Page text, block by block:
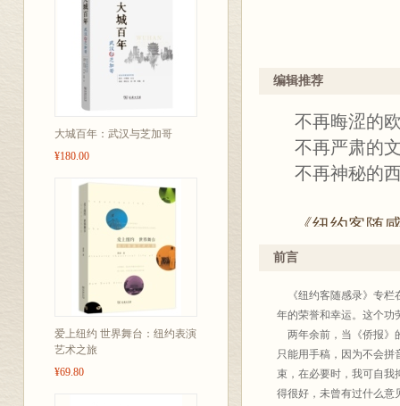
大城百年：武汉与芝加哥
¥180.00
爱上纽约 世界舞台：纽约表演
艺术之旅
¥69.80
编辑推荐
不再晦涩的
不再严肃的
不再神秘的
《纽约客随
艺术中心“终身
本书收录董
人物如V.S.奈
对CIA的笨拙
山、故交巴金
前言
《纽约客随感录》专栏
年的荣誉和幸运。这个功
两年余前，当《侨报》
只能用手稿，因为不会拼
束，在必要时，我可自我
得很好，未曾有过什么意